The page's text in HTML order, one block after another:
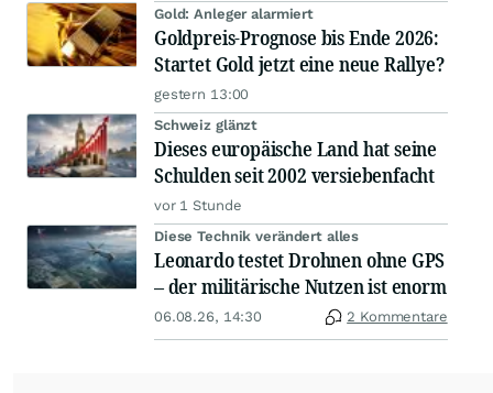
Gold: Anleger alarmiert
Goldpreis-Prognose bis Ende 2026:
Startet Gold jetzt eine neue Rallye?
gestern 13:00
Schweiz glänzt
Dieses europäische Land hat seine
Schulden seit 2002 versiebenfacht
vor 1 Stunde
Diese Technik verändert alles
Leonardo testet Drohnen ohne GPS
– der militärische Nutzen ist enorm
06.08.26, 14:30 2 Kommentare